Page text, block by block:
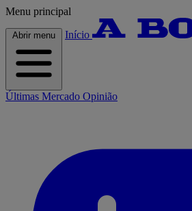
Menu principal
Abrir menu Início
Últimas Mercado Opinião